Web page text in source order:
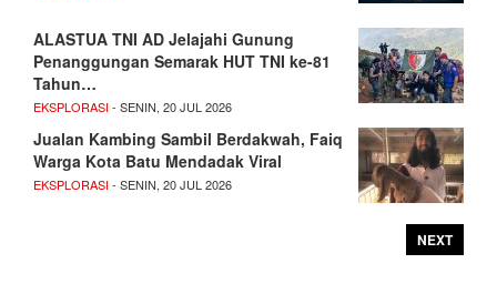
ALASTUA TNI AD Jelajahi Gunung
Penanggungan Semarak HUT TNI ke-81
Tahun…
EKSPLORASI- SENIN, 20 JUL 2026
Jualan Kambing Sambil Berdakwah, Faiq
Warga Kota Batu Mendadak Viral
EKSPLORASI- SENIN, 20 JUL 2026
NEXT